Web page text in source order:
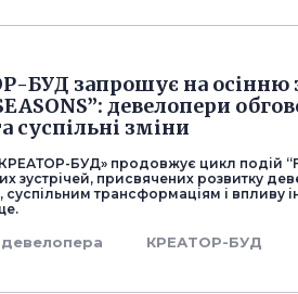
БУД запрошує на осінню
девелопери
суспільні зміни
БУД» продовжує цикл подій
зустрічей, присвячених розвитку
суспільним трансформаціям і впливу
КРЕАТОР-БУД